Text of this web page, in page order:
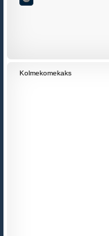
Kolmekomekaks